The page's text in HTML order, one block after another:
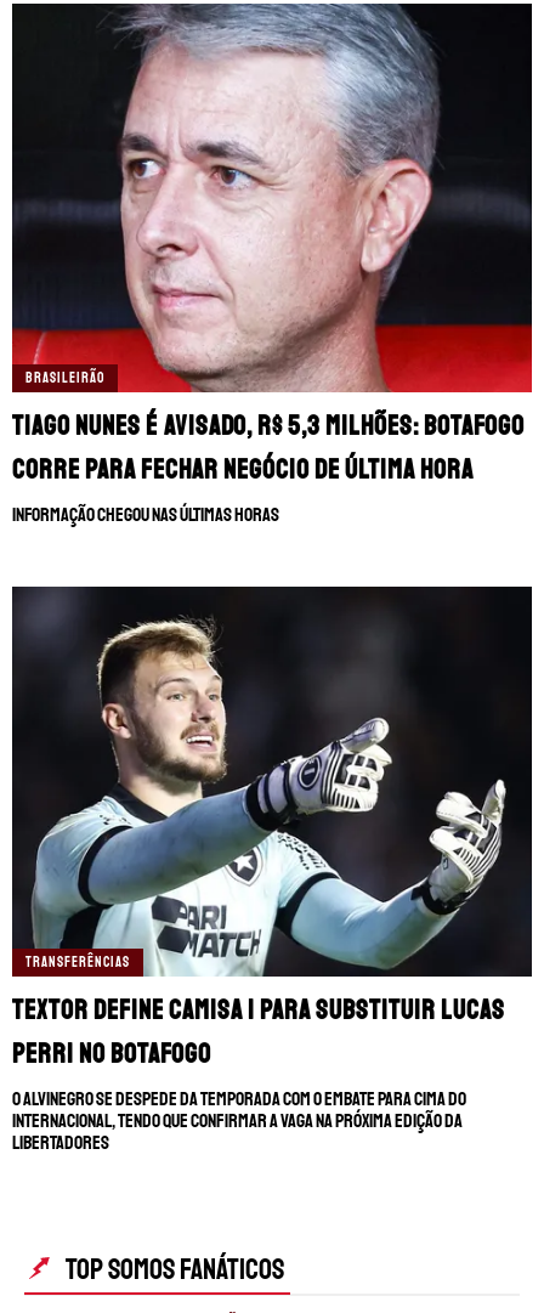
BRASILEIRÃO
Tiago Nunes é avisado, R$ 5,3 milhões: Botafogo
corre para fechar negócio de última hora
Informação chegou nas últimas horas
TRANSFERÊNCIAS
Textor define camisa 1 para substituir Lucas
Perri no Botafogo
O Alvinegro se despede da temporada com o embate para cima do
Internacional, tendo que confirmar a vaga na próxima edição da
Libertadores
TOP SOMOS FANÁTICOS